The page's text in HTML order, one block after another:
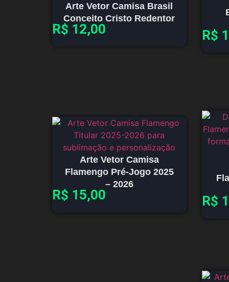
Arte Vetor Camisa Brasil
Conceito Cristo Redentor
R$ 12,00 R$
Arte Vetor Camisa
Flamengo Pré-Jogo 2025
– 2026
R$ 15,00 R$